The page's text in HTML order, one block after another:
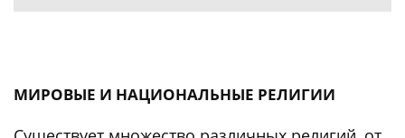
МИРОВЫЕ И НАЦИОНАЛЬНЫЕ РЕЛИГИИ